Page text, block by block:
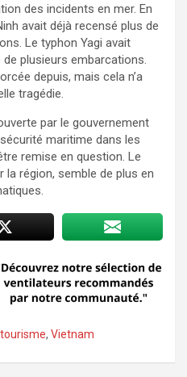
des incidents en mer. En
avait déjà recensé plus de
Le typhon Yagi avait
plusieurs embarcations.
depuis, mais cela n’a
tragédie.
par le gouvernement
maritime dans les
remise en question. Le
région, semble de plus en
tourisme, Vietnam